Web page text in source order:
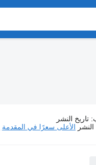
: تاريخ النشر
النشر الأعلى سعرًا في المقدمة